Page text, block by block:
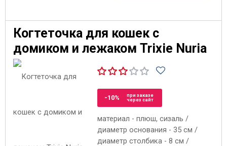
Когтеточка для кошек с
домиком и лежаком Trixie Nuria
-10%
при заказе
через сайт
материал - плюш, сизаль /
диаметр основания - 35 см /
диаметр столбика - 8 см /